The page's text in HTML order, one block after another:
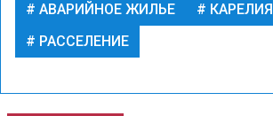
АВАРИЙНОЕ ЖИЛЬЕ
КАРЕЛИЯ
РАССЕЛЕНИЕ
ГОРОД